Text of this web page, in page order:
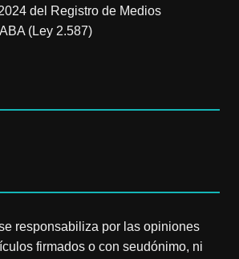
del Registro de Medios
(Ley 2.587)
responsabiliza por las opiniones
firmados o con seudónimo, ni